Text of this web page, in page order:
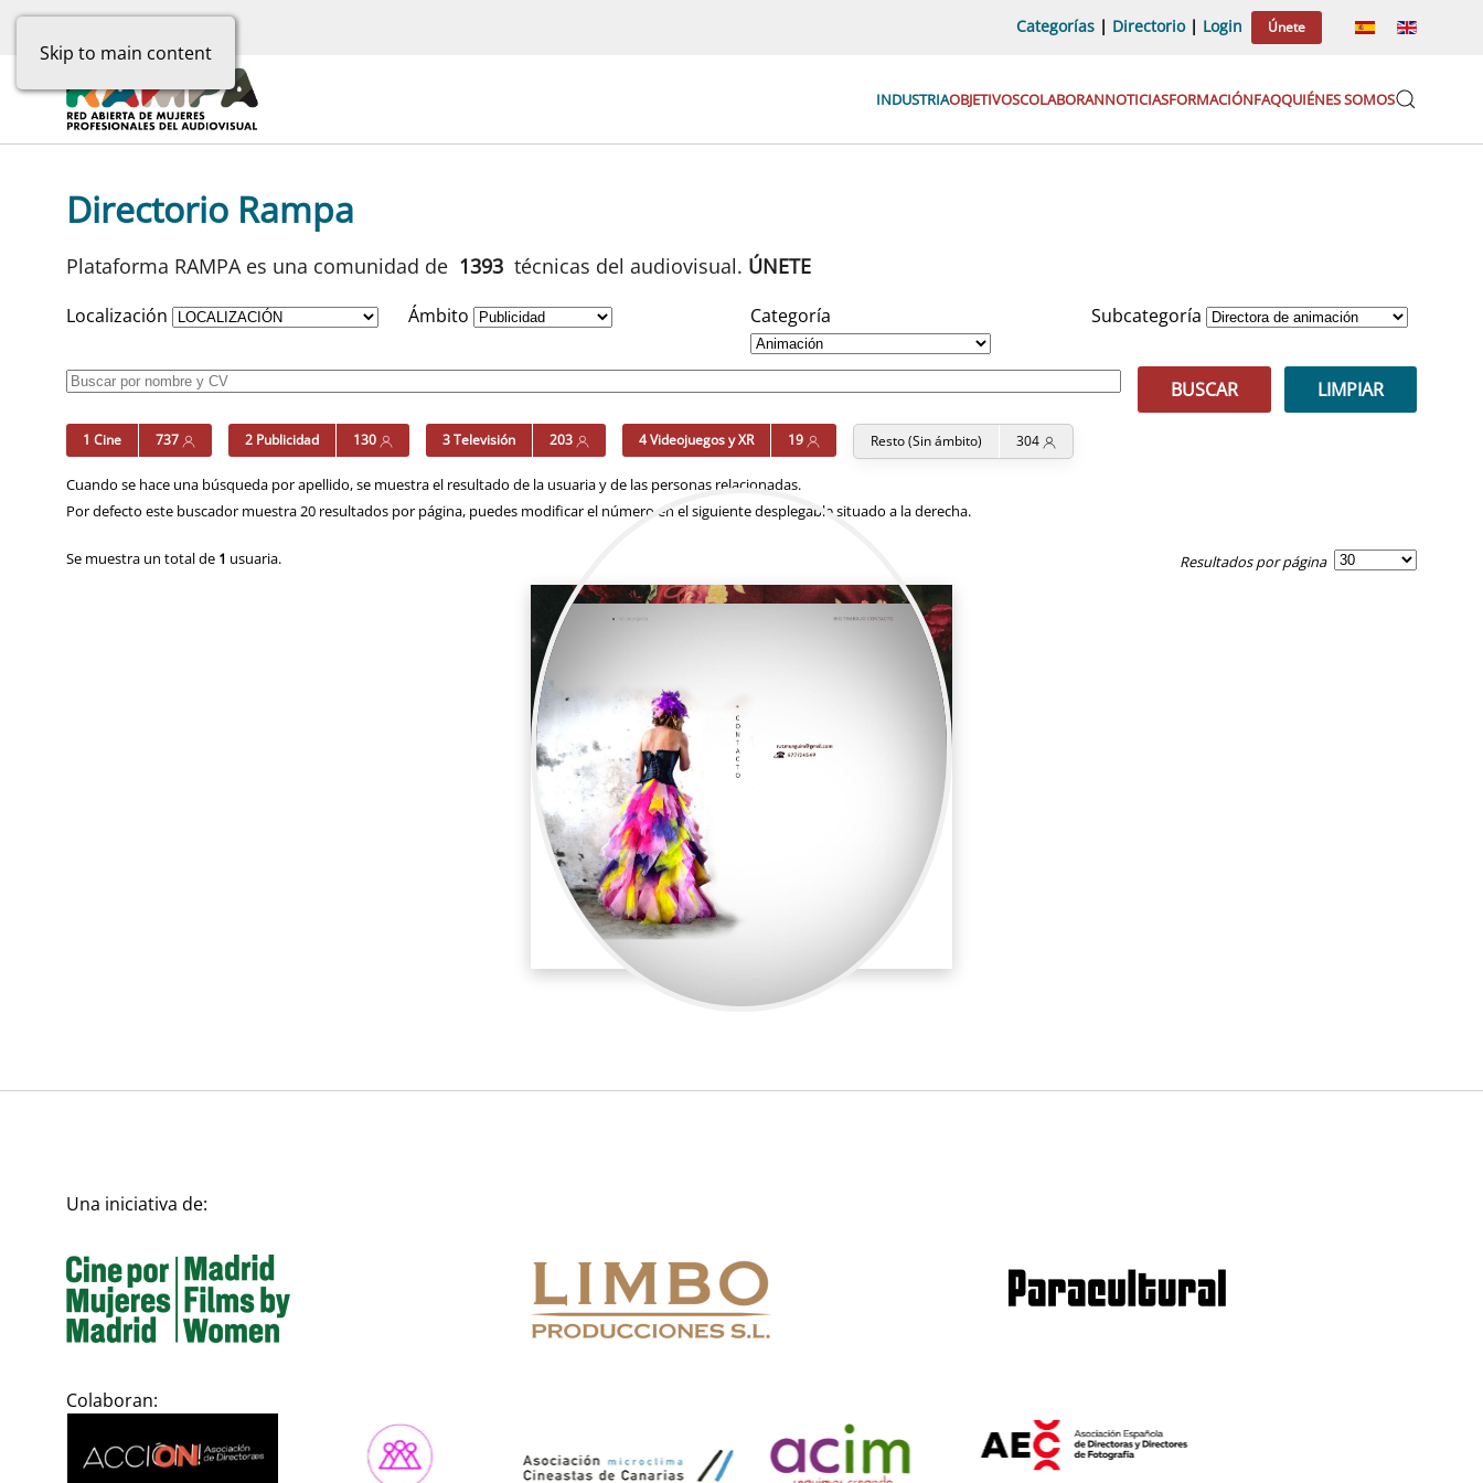
Skip to main content
Categorías | Directorio| Login Únete
INDUSTRIAOBJETIVOSCOLABORANNOTICIASFORMACIÓNFAQQUIÉNES SOMOS
Directorio Rampa
Plataforma RAMPA es una comunidad de 1393 técnicas del audiovisual. ÚNETE
Localización Ámbito Categoría Subcategoría
BUSCAR LIMPIAR
1 Cine 737 2 Publicidad 130 3 Televisión 203 4 Videojuegos y XR 19 Resto (Sin ámbito) 304
Cuando se hace una búsqueda por apellido, se muestra el resultado de la usuaria y de las personas relacionadas.
Por defecto este buscador muestra 20 resultados por página, puedes modificar el número en el siguiente desplegable situado a la derecha.
Se muestra un total de 1 usuaria. Resultados por página
Rut Munguira
Publicidad / Animación
Directora de animación
Una iniciativa de:
Colaboran: